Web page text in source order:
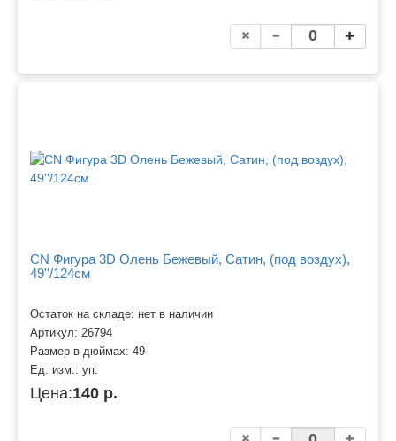
CN Фигура 3D Олень Бежевый, Сатин, (под воздух),
49''/124см
Остаток на складе: нет в наличии
Артикул: 26794
Размер в дюймах: 49
Ед. изм.: уп.
Цена:140 р.